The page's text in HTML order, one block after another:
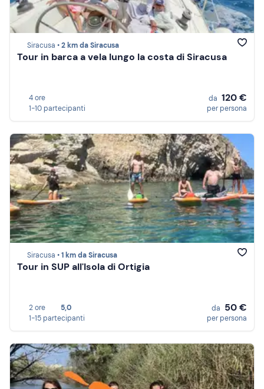
Siracusa •2 km da Siracusa
Tour in barca a vela lungo la costa di Siracusa
4 ore
1-10 partecipanti
da 120 €
per persona
Siracusa •1 km da Siracusa
Tour in SUP all'Isola di Ortigia
2 ore
5,0
1-15 partecipanti
da 50 €
per persona